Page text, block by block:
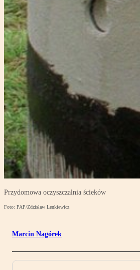
Przydomowa oczyszczalnia ścieków
Foto: PAP/Zdzisław Lenkiewicz
Marcin Nagórek